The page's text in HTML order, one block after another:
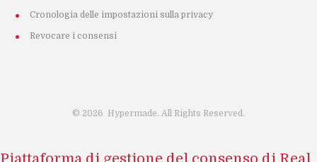
Cronologia delle impostazioni sulla privacy
Revocare i consensi
© 2026 Hypermade. All Rights Reserved.